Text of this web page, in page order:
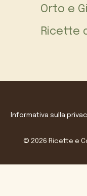
Orto e
Ricette
Informativa sulla
© 2026 Ricette e